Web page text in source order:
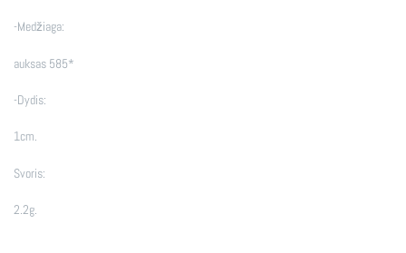
-Medžiaga:
auksas 585*
-Dydis:
1cm.
Svoris:
2.2g.